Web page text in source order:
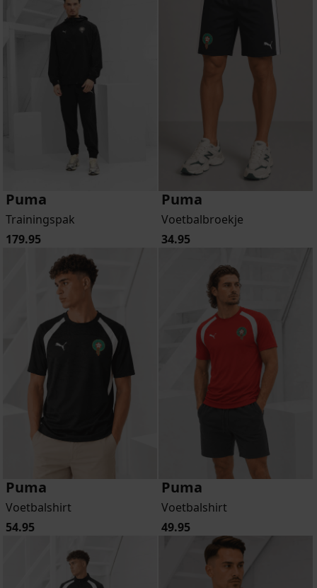
Puma
Trainingspak
179.95
Puma
Voetbalbroekje
34.95
Puma
Voetbalshirt
54.95
Puma
Voetbalshirt
49.95